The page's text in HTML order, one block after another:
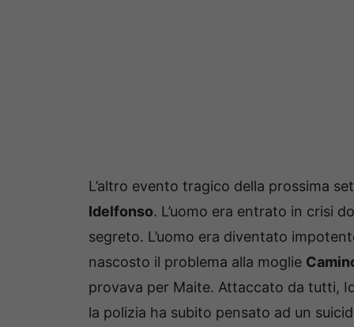
L’altro evento tragico della prossima
Idelfonso. L’uomo era entrato in crisi
segreto. L’uomo era diventato
nascosto il problema alla moglie
provava per Maite. Attaccato da tutti,
la polizia ha subito pensato ad un